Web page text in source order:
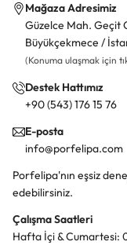
Mağaza Adresimiz
Güzelce Mah. Geçit
Büyükçekmece /
(Konuma ulaşmak için
Destek Hattımız
+90 (543) 176 15 76
E-posta
info@porfelipa.com
Porfelipa'nın eşsiz
edebilirsiniz.
Çalışma Saatleri
Hafta İçi & Cumartesi: